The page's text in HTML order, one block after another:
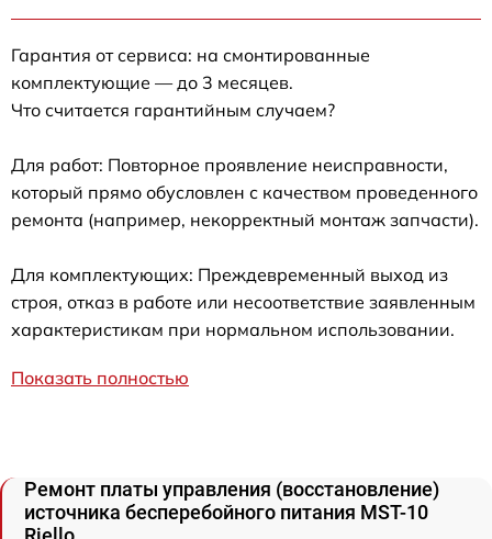
Гарантия от сервиса: на смонтированные
комплектующие — до 3 месяцев.
Что считается гарантийным случаем?
Для работ: Повторное проявление неисправности,
который прямо обусловлен с качеством проведенного
ремонта (например, некорректный монтаж запчасти).
Для комплектующих: Преждевременный выход из
строя, отказ в работе или несоответствие заявленным
характеристикам при нормальном использовании.
Показать полностью
Ремонт платы управления (восстановление)
источника бесперебойного питания MST-10